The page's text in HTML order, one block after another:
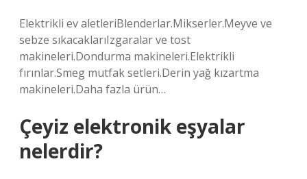
Elektrikli ev aletleriBlenderlar.Mikserler.Meyve ve
sebze sıkacaklarıIzgaralar ve tost
makineleri.Dondurma makineleri.Elektrikli
fırınlar.Smeg mutfak setleri.Derin yağ kızartma
makineleri.Daha fazla ürün…
Çeyiz elektronik eşyalar
nelerdir?